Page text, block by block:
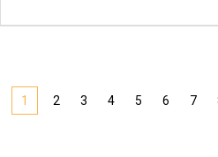
1 2 3 4 5 6 7